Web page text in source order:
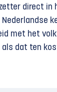
direct in
Nederlandse
met het volk
dat ten